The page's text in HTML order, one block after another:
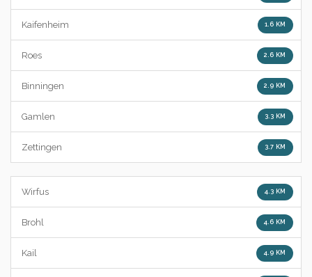
Kaifenheim 1.6 KM
Roes 2.6 KM
Binningen 2.9 KM
Gamlen 3.3 KM
Zettingen 3.7 KM
Wirfus 4.3 KM
Brohl 4.6 KM
Kail 4.9 KM